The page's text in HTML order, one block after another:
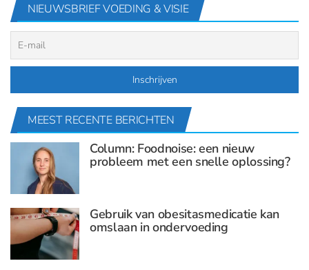
NIEUWSBRIEF VOEDING & VISIE
MEEST RECENTE BERICHTEN
Column: Foodnoise: een nieuw
probleem met een snelle oplossing?
Gebruik van obesitasmedicatie kan
omslaan in ondervoeding